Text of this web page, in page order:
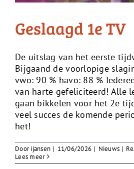
Geslaagd 1e TV
De uitslag van het eerste
Bijgaand de voorlopige
vwo: 90 % havo: 88 %
van harte gefeliciteerd! Alle
gaan bikkelen voor het 2e
veel succes de komende
het!
Doorijansen | 11/06/2026 | Nieuws |
Lees meer